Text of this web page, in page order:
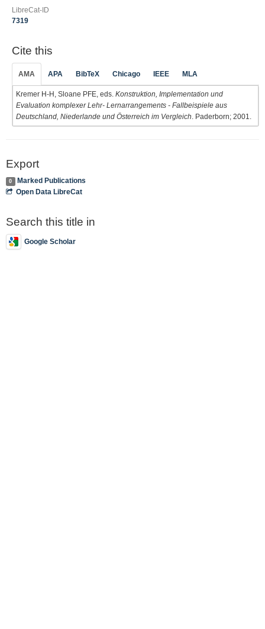
LibreCat-ID
7319
Cite this
AMA APA BibTeX Chicago IEEE MLA
Kremer H-H, Sloane PFE, eds. Konstruktion, Implementation und
Evaluation komplexer Lehr- Lernarrangements - Fallbeispiele aus
Deutschland, Niederlande und Österreich im Vergleich . Paderborn; 2001.
Export
0
Marked Publications
Open Data LibreCat
Search this title in
Google Scholar